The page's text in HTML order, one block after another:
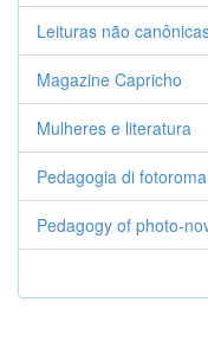
Leituras não
Magazine Capricho
Mulheres e literatura
Pedagogia di
Pedagogy of photo-